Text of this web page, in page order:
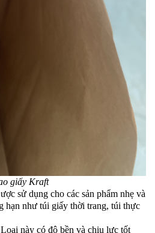
giấy Kraft
sử dụng cho các sản phẩm nhẹ và
hạn như túi giấy thời trang, túi thực
này có độ bền và chịu lực tốt